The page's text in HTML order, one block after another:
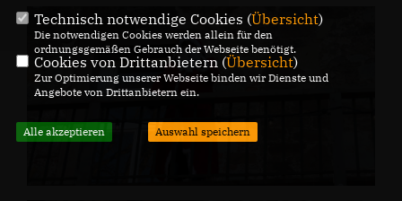
Technisch notwendige Cookies (Übersicht)
Die notwendigen Cookies werden allein für den
ordnungsgemäßen Gebrauch der Webseite benötigt.
Cookies von Drittanbietern (Übersicht)
Zur Optimierung unserer Webseite binden wir Dienste und
Angebote von Drittanbietern ein.
Alle akzeptieren Auswahl speichern